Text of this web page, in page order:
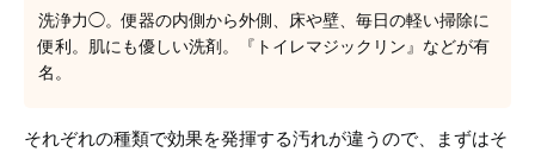
洗浄力◯。便器の内側から外側、床や壁、毎日の軽い掃除に
便利。肌にも優しい洗剤。『トイレマジックリン』などが有
名。
それぞれの種類で効果を発揮する汚れが違うので、まずはそ